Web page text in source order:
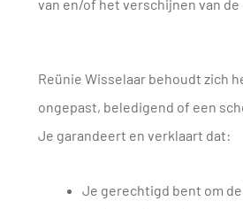
van en/of het verschijnen van
Reünie Wisselaar behoudt zich
ongepast, beledigend of een
Je garandeert en verklaart dat:
Je gerechtigd bent om